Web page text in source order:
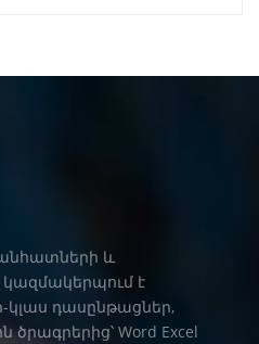
և
կազմակերպում է
դասընթացներ,
Word Excel